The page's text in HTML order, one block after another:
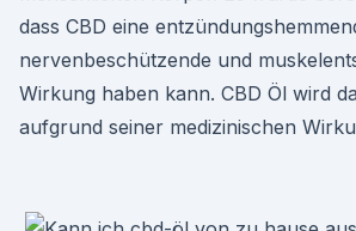
dass CBD eine
nervenbeschützende und
Wirkung haben kann. CBD Öl wird
aufgrund seiner medizinischen